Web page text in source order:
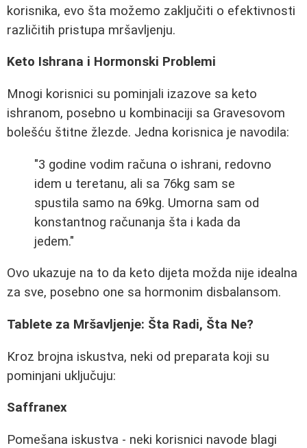
korisnika, evo šta možemo zaključiti o efektivnosti
različitih pristupa mršavljenju.
Keto Ishrana i Hormonski Problemi
Mnogi korisnici su pominjali izazove sa keto
ishranom, posebno u kombinaciji sa Gravesovom
bolešću štitne žlezde. Jedna korisnica je navodila:
"3 godine vodim računa o ishrani, redovno
idem u teretanu, ali sa 76kg sam se
spustila samo na 69kg. Umorna sam od
konstantnog računanja šta i kada da
jedem."
Ovo ukazuje na to da keto dijeta možda nije idealna
za sve, posebno one sa hormonim disbalansom.
Tablete za Mršavljenje: Šta Radi, Šta Ne?
Kroz brojna iskustva, neki od preparata koji su
pominjani uključuju:
Saffranex
Pomešana iskustva - neki korisnici navode blagi